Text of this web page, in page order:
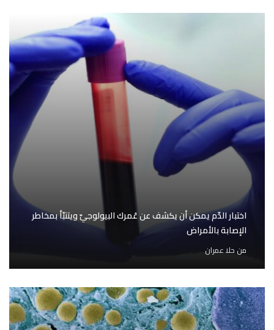
اختبار الدّم يمكن أن يكشف عن عُمرك البيولوجيّ ويتنبّأ بمخاطر
الإصابة بالأمراض
من حلا عمران